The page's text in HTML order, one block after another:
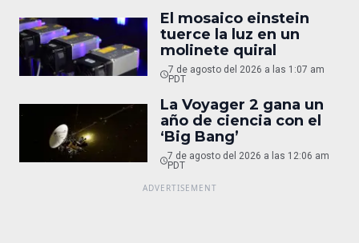
El mosaico einstein
tuerce la luz en un
molinete quiral
7 de agosto del 2026 a las 1:07 am
PDT
La Voyager 2 gana un
año de ciencia con el
‘Big Bang’
7 de agosto del 2026 a las 12:06 am
PDT